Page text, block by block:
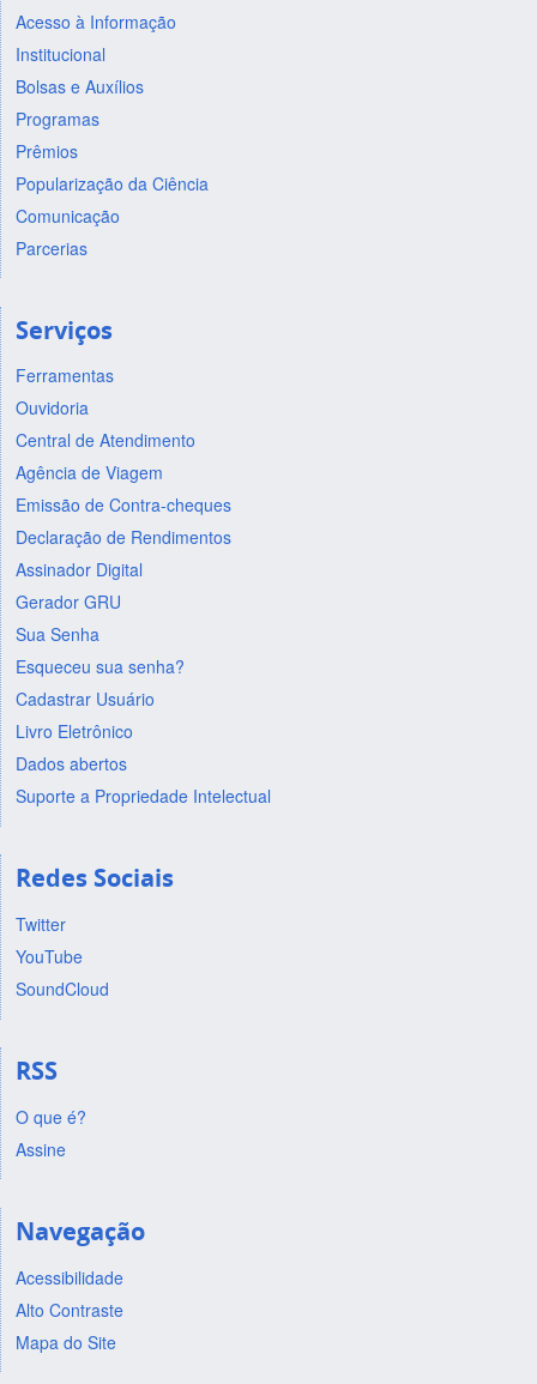
Acesso à Informação
Institucional
Bolsas e Auxílios
Programas
Prêmios
Popularização da Ciência
Comunicação
Parcerias
Serviços
Ferramentas
Ouvidoria
Central de Atendimento
Agência de Viagem
Emissão de Contra-cheques
Declaração de Rendimentos
Assinador Digital
Gerador GRU
Sua Senha
Esqueceu sua senha?
Cadastrar Usuário
Livro Eletrônico
Dados abertos
Suporte a Propriedade Intelectual
Redes Sociais
Twitter
YouTube
SoundCloud
RSS
O que é?
Assine
Navegação
Acessibilidade
Alto Contraste
Mapa do Site